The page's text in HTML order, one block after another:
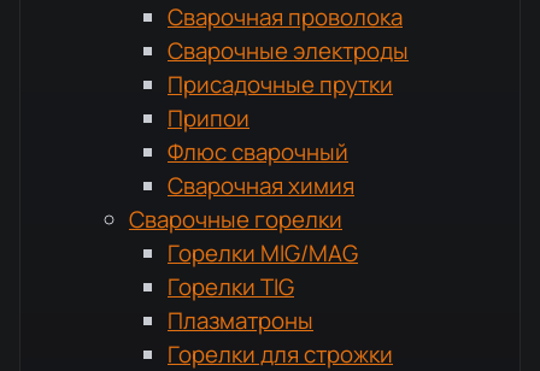
Сварочная проволока
Сварочные электроды
Присадочные прутки
Припои
Флюс сварочный
Сварочная химия
Сварочные горелки
Горелки MIG/MAG
Горелки TIG
Плазматроны
Горелки для строжки